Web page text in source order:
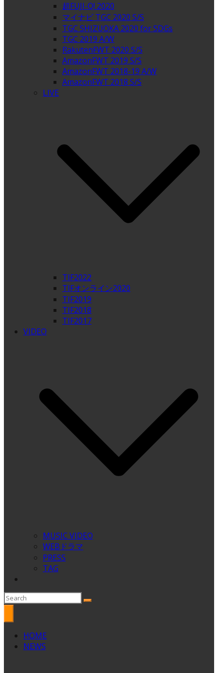
超FUJI-Q! 2020
マイナビ TGC 2020 S/S
TGC SHIZUOKA 2020 for SDGs
TGC 2019 A/W
RakutenFWT 2020 S/S
AmazonFWT 2019 S/S
AmazonFWT 2018-19 A/W
AmazonFWT 2018 S/S
LIVE
TIF2022
TIFオンライン2020
TIF2019
TIF2018
TIF2017
VIDEO
MUSIC VIDEO
WEBドラマ
PRESS
TAG
HOME
NEWS